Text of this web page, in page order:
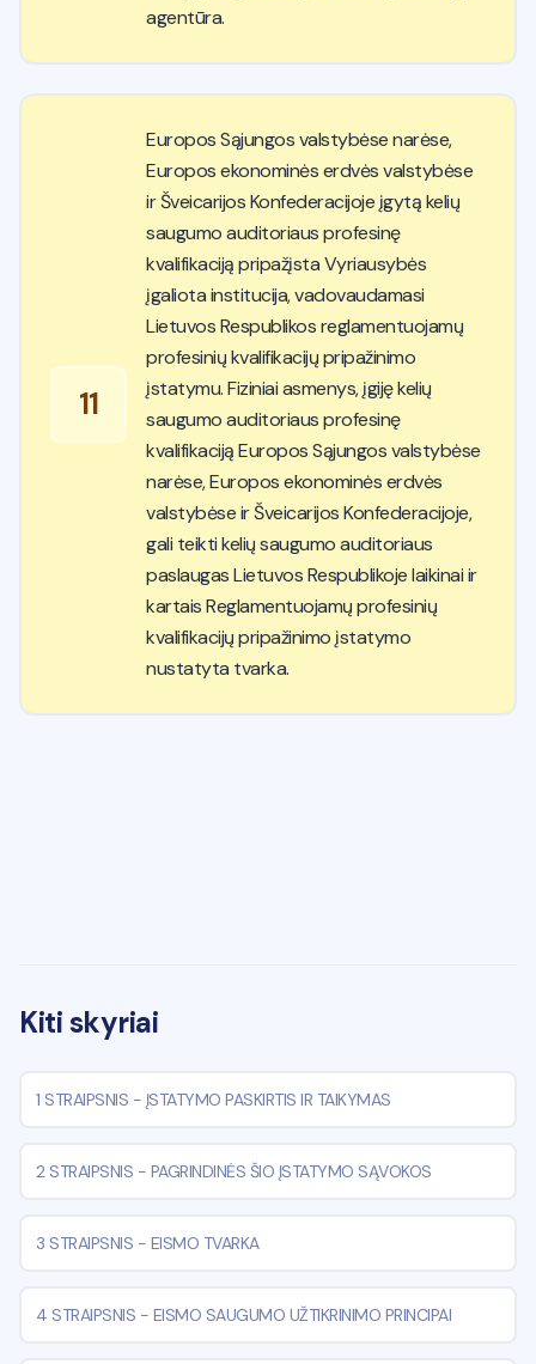
agentūra.
11
Europos Sąjungos valstybėse narėse,
Europos ekonominės erdvės valstybėse
ir Šveicarijos Konfederacijoje įgytą kelių
saugumo auditoriaus profesinę
kvalifikaciją pripažįsta Vyriausybės
įgaliota institucija, vadovaudamasi
Lietuvos Respublikos reglamentuojamų
profesinių kvalifikacijų pripažinimo
įstatymu. Fiziniai asmenys, įgiję kelių
saugumo auditoriaus profesinę
kvalifikaciją Europos Sąjungos valstybėse
narėse, Europos ekonominės erdvės
valstybėse ir Šveicarijos Konfederacijoje,
gali teikti kelių saugumo auditoriaus
paslaugas Lietuvos Respublikoje laikinai ir
kartais Reglamentuojamų profesinių
kvalifikacijų pripažinimo įstatymo
nustatyta tvarka.
Kiti skyriai
1 STRAIPSNIS - ĮSTATYMO PASKIRTIS IR TAIKYMAS
2 STRAIPSNIS - PAGRINDINĖS ŠIO ĮSTATYMO SĄVOKOS
3 STRAIPSNIS - EISMO TVARKA
4 STRAIPSNIS - EISMO SAUGUMO UŽTIKRINIMO PRINCIPAI